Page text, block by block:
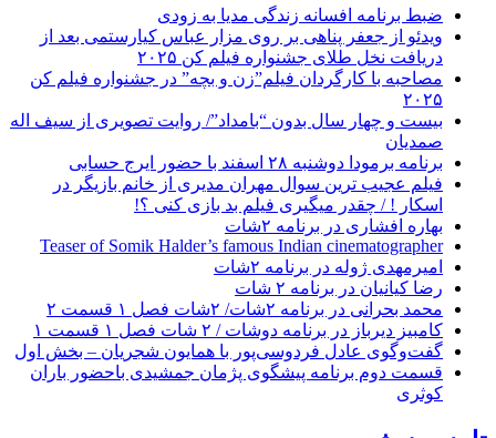
ضبط برنامه افسانه زندگی مدیا به زودی
ویدئو از جعفر پناهی بر روی مزار عباس کیارستمی بعد از
دریافت نخل طلای جشنواره فیلم کن ۲۰۲۵
مصاحبه با کارگردان فیلم”زن و بچه” در جشنواره فیلم کن
۲۰۲۵
بیست و چهار سال بدون “بامداد”/ روایت تصویری از سیف اله
صمدیان
برنامه برمودا دوشنبه ۲۸ اسفند با حضور ایرج حسابی
فیلم عجیب ترین سوال مهران مدیری از خانم بازیگر در
اسکار ! / چقدر میگیری فیلم بد بازی کنی ؟!
بهاره افشاری در برنامه ۲شات
Teaser of Somik Halder’s famous Indian cinematographer
امیرمهدی ژوله در برنامه ۲شات
رضا کیانیان در برنامه ۲ شات
محمد بحرانی در برنامه ۲شات/ ۲شات فصل ۱ قسمت ۲
کامبیز دیرباز در برنامه دوشات / ۲ شات فصل ۱ قسمت ۱
گفت‌وگوی عادل فردوسی‌پور با همایون شجریان – بخش اول
قسمت دوم برنامه پیشگوی پژمان جمشیدی باحضور باران
کوثری